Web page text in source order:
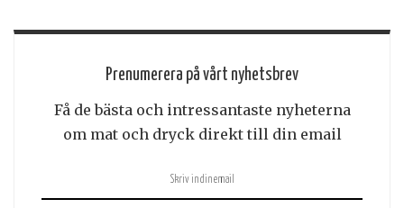
Prenumerera på vårt nyhetsbrev
Få de bästa och intressantaste nyheterna
om mat och dryck direkt till din email